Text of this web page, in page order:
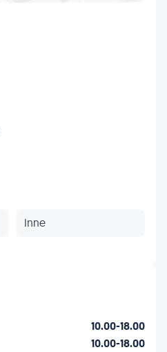
Inne
10.00-18.00
10.00-18.00